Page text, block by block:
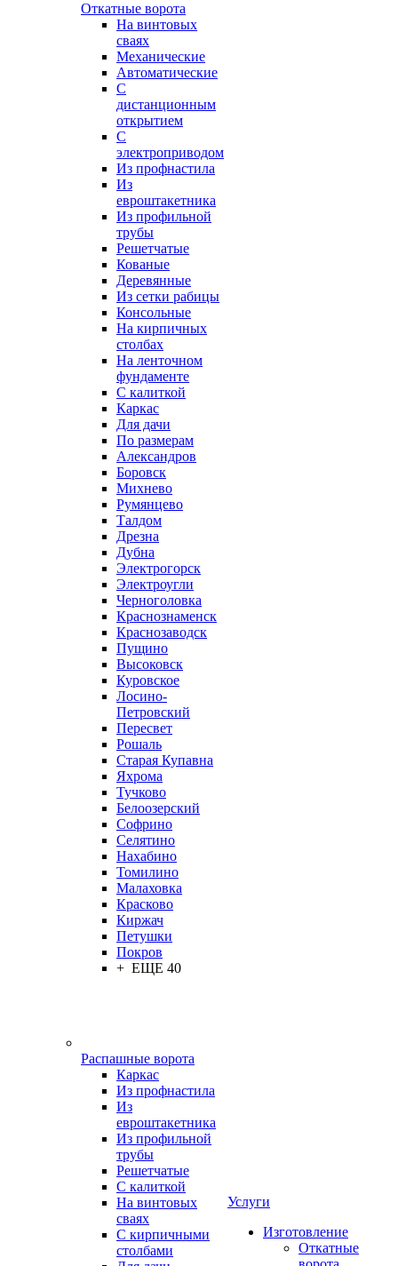
Откатные ворота
На винтовых
сваях
Механические
Автоматические
С
дистанционным
открытием
С
электроприводом
Из профнастила
Из
евроштакетника
Из профильной
трубы
Решетчатые
Кованые
Деревянные
Из сетки рабицы
Консольные
На кирпичных
столбах
На ленточном
фундаменте
С калиткой
Каркас
Для дачи
По размерам
Александров
Боровск
Михнево
Румянцево
Талдом
Дрезна
Дубна
Электрогорск
Электроугли
Черноголовка
Краснознаменск
Краснозаводск
Пущино
Высоковск
Куровское
Лосино-
Петровский
Пересвет
Рошаль
Старая Купавна
Яхрома
Тучково
Белоозерский
Софрино
Селятино
Нахабино
Томилино
Малаховка
Красково
Киржач
Петушки
Покров
+ ЕЩЕ 40
Распашные ворота
Каркас
Из профнастила
Из
евроштакетника
Из профильной
трубы
Решетчатые
С калиткой
На винтовых
сваях
С кирпичными
столбами
Услуги
Изготовление
Откатные